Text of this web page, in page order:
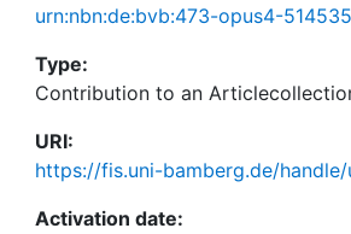
urn:nbn:de:bvb:473-opus4-514535
Type:
Contribution to an
URI:
https://fis.uni-bamberg.de/
Activation date: